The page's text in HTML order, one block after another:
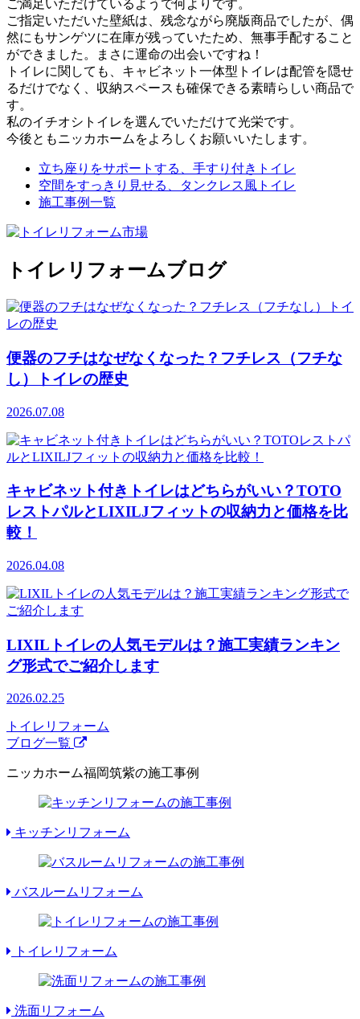
ご満足いただけているようで何よりです。
ご指定いただいた壁紙は、残念ながら廃版商品でしたが、偶
然にもサンゲツに在庫が残っていたため、無事手配すること
ができました。まさに運命の出会いですね！
トイレに関しても、キャビネット一体型トイレは配管を隠せ
るだけでなく、収納スペースも確保できる素晴らしい商品で
す。
私のイチオシトイレを選んでいただけて光栄です。
今後ともニッカホームをよろしくお願いいたします。
立ち座りをサポートする、手すり付きトイレ
空間をすっきり見せる、タンクレス風トイレ
施工事例一覧
トイレリフォームブログ
便器のフチはなぜなくなった？フチレス（フチな
し）トイレの歴史
2026.07.08
キャビネット付きトイレはどちらがいい？TOTO
レストパルとLIXILJフィットの収納力と価格を比
較！
2026.04.08
LIXILトイレの人気モデルは？施工実績ランキン
グ形式でご紹介します
2026.02.25
トイレリフォーム
ブログ一覧
ニッカホーム福岡筑紫の施工事例
キッチンリフォーム
バスルームリフォーム
トイレリフォーム
洗面リフォーム